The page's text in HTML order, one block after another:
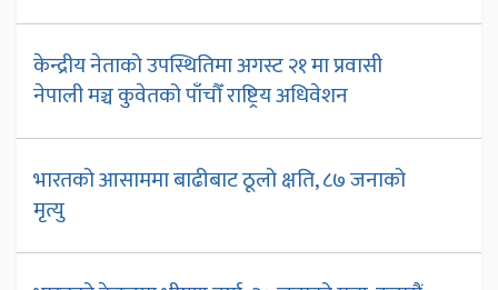
केन्द्रीय नेताको उपस्थितिमा अगस्ट २१ मा प्रवासी
नेपाली मञ्च कुवेतको पाँचौँ राष्ट्रिय अधिवेशन
भारतको आसाममा बाढीबाट ठूलो क्षति, ८७ जनाको
मृत्यु